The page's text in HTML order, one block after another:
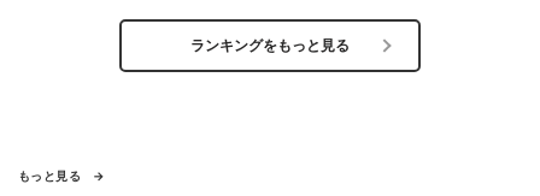
ランキングをもっと見る
もっと見る